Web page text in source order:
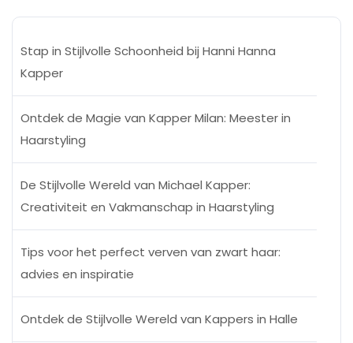
Stap in Stijlvolle Schoonheid bij Hanni Hanna
Kapper
Ontdek de Magie van Kapper Milan: Meester in
Haarstyling
De Stijlvolle Wereld van Michael Kapper:
Creativiteit en Vakmanschap in Haarstyling
Tips voor het perfect verven van zwart haar:
advies en inspiratie
Ontdek de Stijlvolle Wereld van Kappers in Halle